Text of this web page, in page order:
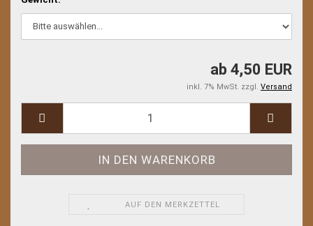
ab 4,50 EUR
inkl. 7% MwSt. zzgl. Versand
AUF DEN MERKZETTEL